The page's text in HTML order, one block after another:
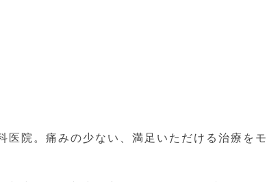
院。痛みの少ない、満足いただける治療をモ